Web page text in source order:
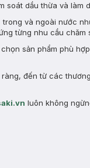
soát dầu thừa và
và ngoài nước
từng nhu cầu chăm
sản phẩm phù
đến từ các
luôn không